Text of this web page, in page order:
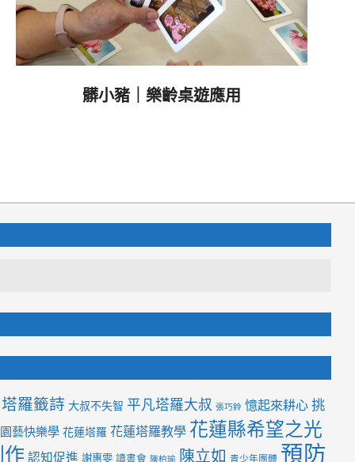
髒小豬｜樂齡桌遊應用
塔羅籤詩 大叔不失智 平凡塔羅大叔 張巧鈴 憶起來耕心挑
藝快樂學 花蓮塔羅 花蓮塔羅教學 花蓮縣希望之光
認知促進 謝惠雯 讀書會 陳柏瑜 陳立如 青少年團體 預防